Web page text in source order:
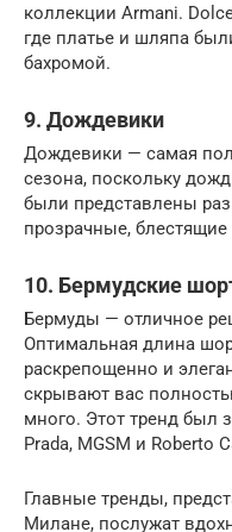
коллекции Armani.
где платье и шляпа
бахромой.
9. Дождевики
Дождевики — самая
сезона, поскольку
были представлены
прозрачные,
10. Бермудские
Бермуды — отличное
Оптимальная длина
раскрепощенно и
скрывают вас
много. Этот тренд был
Prada, MGSM и Roberto
Главные тренды,
Милане, послужат